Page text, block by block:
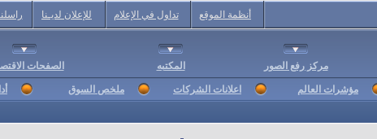
أنظمة الموقع تداول في الإعلام للإعلان لديـنا
مركز رفع الصور المكتبه الصفحات
مؤشرات العالم اعلانات الشركات ملخص السوق